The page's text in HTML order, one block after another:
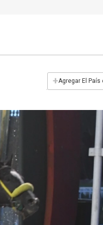
+Agregar El País